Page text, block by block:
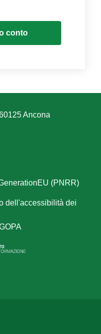
conto
Ancona
(PNRR)
dell'accessibilità dei